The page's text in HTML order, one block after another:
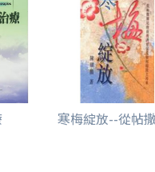
寒梅綻放--從帖